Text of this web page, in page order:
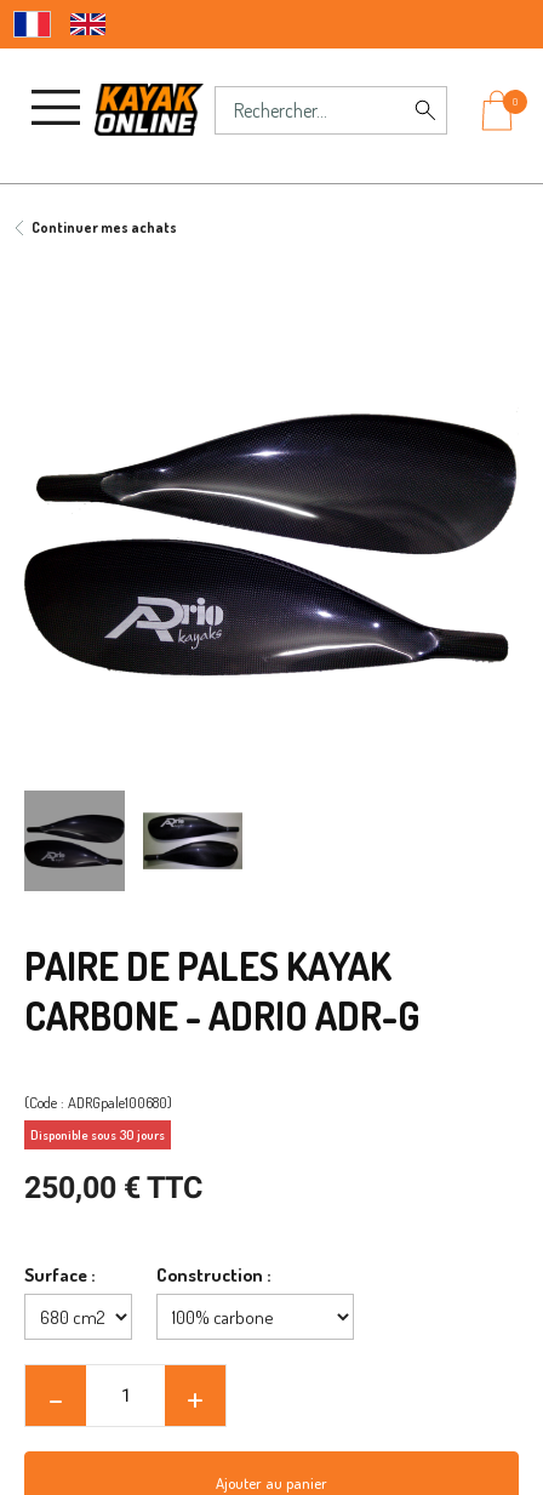
0
Continuer mes achats
PAIRE DE PALES KAYAK
CARBONE - ADRIO ADR-G
(Code : ADRGpale100680)
Disponible sous 30 jours
250,00 € TTC
Surface : Construction :
Ajouter au panier